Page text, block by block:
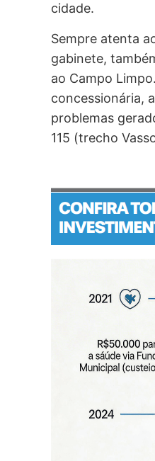
cidade.
Sempre atenta
gabinete,
ao Campo
concessionária,
problemas
115 (trecho